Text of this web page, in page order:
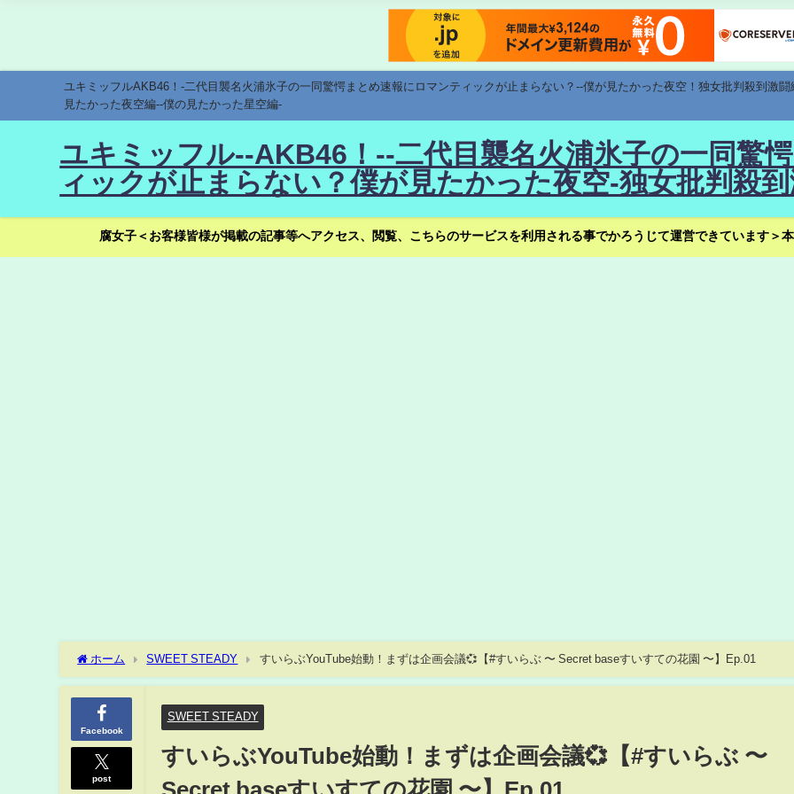
ユキミッフルAKB46！-二代目襲名火浦氷子の一同驚愕まとめ速報にロマンティックが止まらない？--僕が見たかった夜空！独女批判殺到激
見たかった夜空編--僕の見たかった星空編-
ユキミッフル--AKB46！--二代目襲名火浦氷子の一同驚
ィックが止まらない？僕が見たかった夜空-独女批判殺
腐女子＜お客様皆様が掲載の記事等へアクセス、閲覧、こちらのサービスを利用される事でかろうじて運営できています＞
ホーム SWEET STEADY すいらぶYouTube始動！まずは企画会議💞【#すいらぶ 〜 Secret baseすいすての花園 〜】Ep.01
Facebook
post
SWEET STEADY
すいらぶYouTube始動！まずは企画会議💞【#すいらぶ 〜